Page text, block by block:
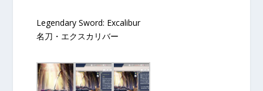
Legendary Sword: Excalibur
名刀・エクスカリバー